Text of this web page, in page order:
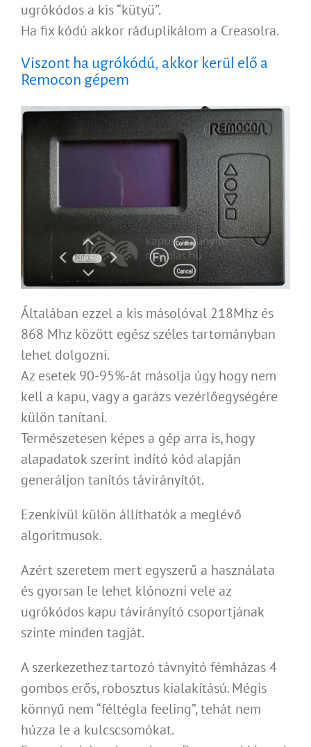
ugrókódos a kis “kütyü”.
Ha fix kódú akkor ráduplikálom a Creasolra.
Viszont ha ugrókódú, akkor kerül elő a
Remocon gépem
Általában ezzel a kis másolóval 218Mhz és
868 Mhz között egész széles tartományban
lehet dolgozni.
Az esetek 90-95%-át másolja úgy hogy nem
kell a kapu, vagy a garázs vezérlőegységére
külön tanítani.
Természetesen képes a gép arra is, hogy
alapadatok szerint indító kód alapján
generáljon tanítós távirányítót.
Ezenkívül külön állíthatók a meglévő
algoritmusok.
Azért szeretem mert egyszerű a használata
és gyorsan le lehet klónozni vele az
ugrókódos kapu távirányító csoportjának
szinte minden tagját.
A szerkezethez tartozó távnyitó fémházas 4
gombos erős, robosztus kialakítású. Mégis
könnyű nem “féltégla feeling”, tehát nem
húzza le a kulcscsomókat.